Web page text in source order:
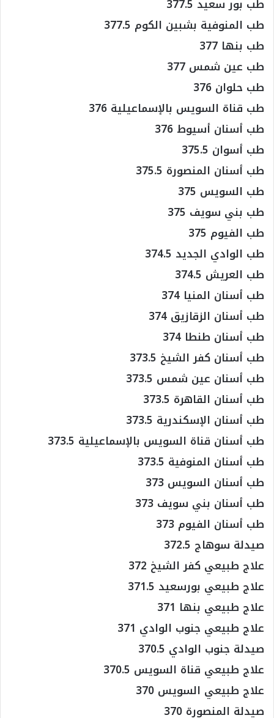
طب بور سعيد 377.5
طب المنوفية بشبين الكوم 377.5
طب بنها 377
طب عين شمس 377
طب حلوان 376
طب قناة السويس بالإسماعيلية 376
طب أسنان أسيوط 376
طب أسوان 375.5
طب أسنان المنصورة 375.5
طب السويس 375
طب بني سويف 375
طب الفيوم 375
طب الوادي الجديد 374.5
طب العريش 374.5
طب أسنان المنيا 374
طب أسنان الزقازيق 374
طب أسنان طنطا 374
طب أسنان كفر الشيخ 373.5
طب أسنان عين شمس 373.5
طب أسنان القاهرة 373.5
طب أسنان الإسكندرية 373.5
طب أسنان قناة السويس بالإسماعيلية 373.5
طب أسنان المنوفية 373.5
طب أسنان السويس 373
طب أسنان بني سويف 373
طب أسنان الفيوم 373
صيدلة سوهاج 372.5
علاج طبيعي كفر الشيخ 372
علاج طبيعي بورسعيد 371.5
علاج طبيعي بنها 371
علاج طبيعي جنوب الوادي 371
صيدلة جنوب الوادي 370.5
علاج طبيعي قناة السويس 370.5
علاج طبيعي السويس 370
صيدلة المنصورة 370